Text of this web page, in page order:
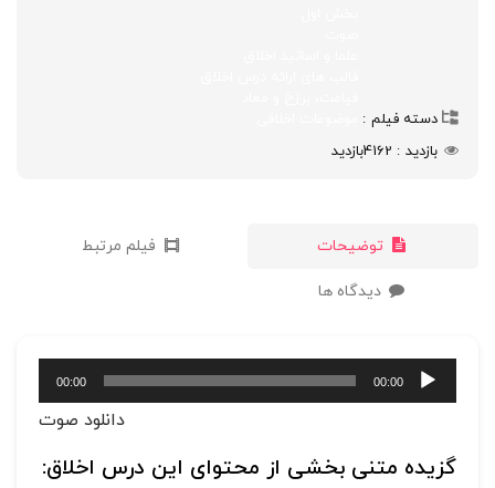
دسته فیلم
بازدید
4162بازدید
توضیحات فیلم مرتبط
دیدگاه ها
پخش‌کننده
صوت
00:00
00:00
دانلود صوت
گزیده متنی بخشی از محتوای این درس اخلاق: